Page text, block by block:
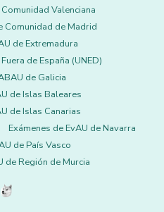
Valenciana
Comunidad de Madrid
de Extremadura
de España (UNED)
de Galicia
de Islas Baleares
de Islas Canarias
Exámenes de EvAU de Navarra
de País Vasco
de Región de Murcia